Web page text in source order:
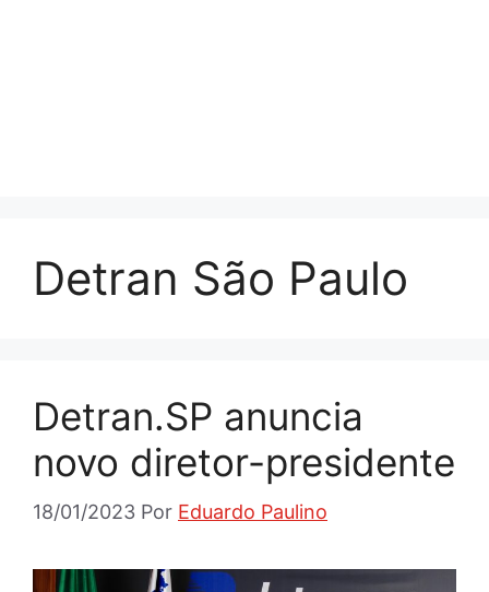
Detran São Paulo
Detran.SP anuncia
novo diretor-presidente
18/01/2023 Por Eduardo Paulino